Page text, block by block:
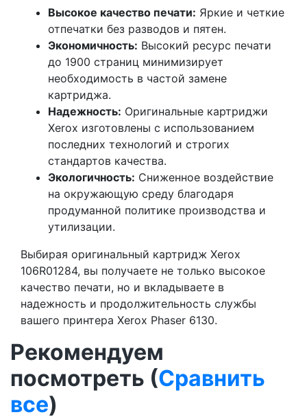
Высокое качество печати: Яркие и четкие
отпечатки без разводов и пятен.
Экономичность: Высокий ресурс печати
до 1900 страниц минимизирует
необходимость в частой замене
картриджа.
Надежность: Оригинальные картриджи
Xerox изготовлены с использованием
последних технологий и строгих
стандартов качества.
Экологичность: Сниженное воздействие
на окружающую среду благодаря
продуманной политике производства и
утилизации.
Выбирая оригинальный картридж Xerox
106R01284, вы получаете не только высокое
качество печати, но и вкладываете в
надежность и продолжительность службы
вашего принтера Xerox Phaser 6130.
Рекомендуем
посмотреть (Сравнить
все)